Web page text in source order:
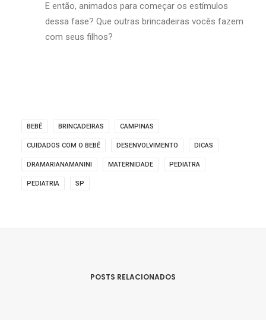
E então, animados para começar os estímulos
dessa fase? Que outras brincadeiras vocês fazem
com seus filhos?
BEBÊ BRINCADEIRAS CAMPINAS
CUIDADOS COM O BEBÊ DESENVOLVIMENTO DICAS
DRAMARIANAMANINI MATERNIDADE PEDIATRA
PEDIATRIA SP
POSTS RELACIONADOS